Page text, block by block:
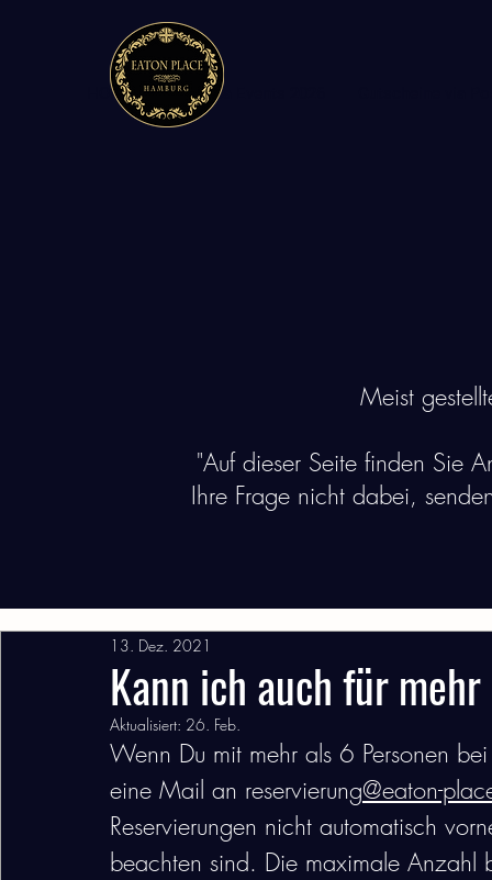
HOME High Tea Events 2026
Kann ich auch für
13. Dez. 2021
Aktualisiert: 26. Feb.
Wenn Du mit mehr als 6 Personen
eine Mail an reservierung@eaton-
Reservierungen nicht automatisch
beachten sind. Die maximale
Meist
"Auf dieser Seite finden Sie
Ihre Frage nicht dabei,